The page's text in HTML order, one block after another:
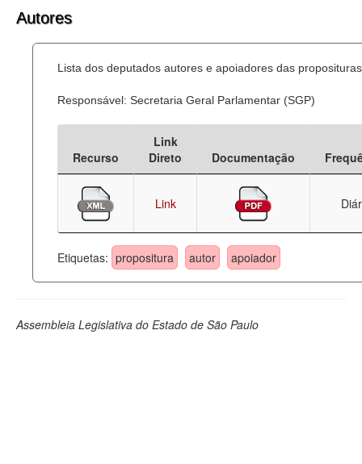
Dados Governamentais Abertos
Processo Legislativo
Deputados Estaduais
Administração
Legislação
Perguntas frequentes
Autores
Lista dos deputados autores e apoiadores das
Responsável: Secretaria Geral Parlamentar (SGP)
Recurso
Link
Direto
Documentação
Link
Etiquetas: propositura autor apoiador
Assembleia Legislativa do Estado de São Paulo